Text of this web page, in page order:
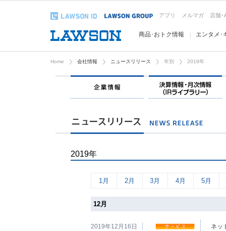
アプリ メルマガ 店舗･
商品･おトク情報 エンタメ･
Home 会社情報 ニュースリリース 年別 2019年
企業情報
2019年
1月 2月 3月 4月 5月
12月
2019年12月16日 ネッ